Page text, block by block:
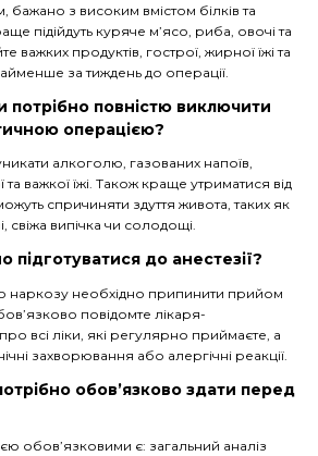
бажано з високим вмістом білків та
підійдуть куряче м’ясо, риба, овочі та
важких продуктів, гострої, жирної їжі та
за тиждень до операції.
потрібно повністю виключити
операцією?
алкоголю, газованих напоїв,
та важкої їжі. Також краще утриматися від
спричиняти здуття живота, таких як
свіжа випічка чи солодощі.
підготуватися до анестезії?
наркозу необхідно припинити прийом
повідомте лікаря-
всі ліки, які регулярно приймаєте, а
захворювання або алергічні реакції.
обов’язково здати перед
обов’язковими є: загальний аналіз